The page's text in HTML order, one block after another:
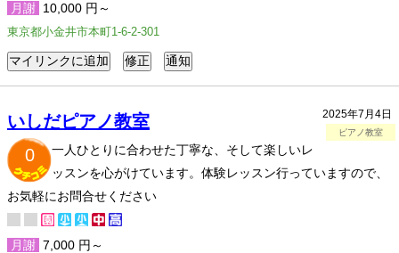
月謝 10,000 円～
東京都小金井市本町1-6-2-301
2025年7月4日
ピアノ教室
いしだピアノ教室
0
一人ひとりに合わせた丁寧な、そして楽しいレ
ッスンを心がけています。体験レッスン行っていますので、
お気軽にお問合せください
月謝 7,000 円～